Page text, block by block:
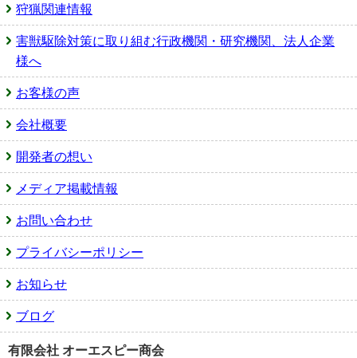
狩猟関連情報
害獣駆除対策に取り組む行政機関・研究機関、法人企業
様へ
お客様の声
会社概要
開発者の想い
メディア掲載情報
お問い合わせ
プライバシーポリシー
お知らせ
ブログ
有限会社 オーエスピー商会